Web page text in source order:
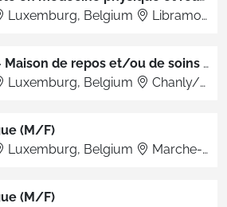
Luxemburg, Belgium Libramont-Chevigny
Aides-soignants - Maison de repos et/ou de soins (M/F)
Luxemburg, Belgium Chanly/Vielsalm/Virton/Amberloup/Florenville/VDO
(M/F)
Luxemburg, Belgium Marche-en-Famenne
(M/F)